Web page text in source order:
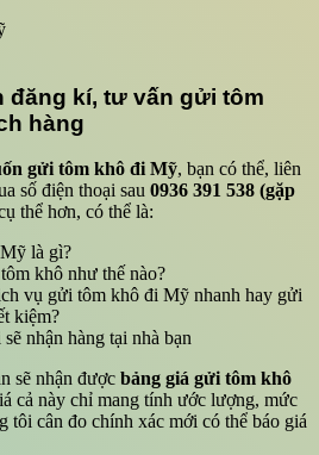
đăng kí, tư vấn gửi tôm
hàng
gửi tôm khô đi Mỹ, bạn có thể, liên
số điện thoại sau 0936 391 538 (gặp
thể hơn, có thể là:
là gì?
khô như thế nào?
vụ gửi tôm khô đi Mỹ nhanh hay gửi
kiệm?
nhận hàng tại nhà bạn
sẽ nhận được bảng giá gửi tôm khô
cả này chỉ mang tính ước lượng, mức
tôi cân đo chính xác mới có thể báo giá